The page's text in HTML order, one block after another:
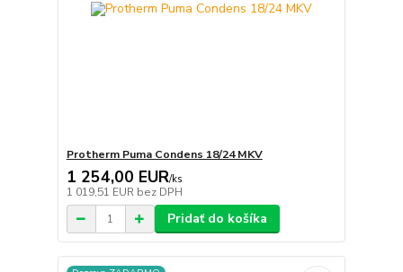
Protherm Puma Condens 18/24 MKV
1 254,00 EUR/ks
1 019,51 EUR bez DPH
Pridať do košíka